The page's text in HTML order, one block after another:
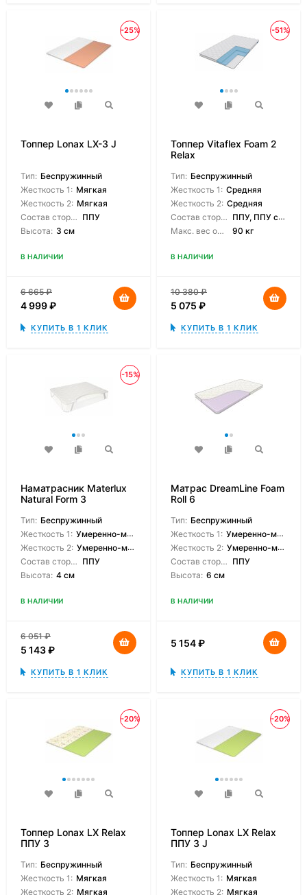
-25%
Топпер Lonax LX-3 J
Тип: Беспружинный
Жесткость 1: Мягкая
Жесткость 2: Мягкая
Состав сторон: ППУ
Высота: 3 см
В НАЛИЧИИ
6 665₽
4 999₽
КУПИТЬ В 1 КЛИК
-51%
Топпер Vitaflex Foam 2
Relax
Тип: Беспружинный
Жесткость 1: Средняя
Жесткость 2: Средняя
Состав сторон: ППУ, ППУ с массажным эффектом
Макс. вес одного спящего:
90 кг
В НАЛИЧИИ
10 380₽
5 075 ₽
КУПИТЬ В 1 КЛИК
-15%
Наматрасник Materlux
Natural Form 3
Тип: Беспружинный
Жесткость 1: Умеренно-мягкая
Жесткость 2: Умеренно-мягкая
Состав сторон: ППУ
Высота: 4 см
В НАЛИЧИИ
6 051₽
5 143₽
КУПИТЬ В 1 КЛИК
Матрас DreamLine Foam
Roll 6
Тип: Беспружинный
Жесткость 1: Умеренно-мягкая
Жесткость 2: Умеренно-мягкая
Состав сторон: ППУ
Высота: 6 см
В НАЛИЧИИ
5 154₽
КУПИТЬ В 1 КЛИК
-20%
Топпер Lonax LX Relax
ППУ 3
Тип: Беспружинный
Жесткость 1: Мягкая
Жесткость 2: Мягкая
-20%
Топпер Lonax LX Relax
ППУ 3 J
Тип: Беспружинный
Жесткость 1: Мягкая
Жесткость 2: Мягкая